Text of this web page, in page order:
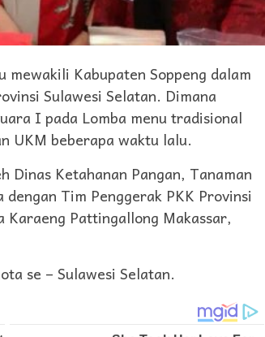
Kabupaten Soppeng dalam
Sulawesi Selatan. Dimana
I pada Lomba menu tradisional
UKM beberapa waktu lalu.
Dinas Ketahanan Pangan, Tanaman
Tim Penggerak PKK Provinsi
Pattingallong Makassar,
se – Sulawesi Selatan.